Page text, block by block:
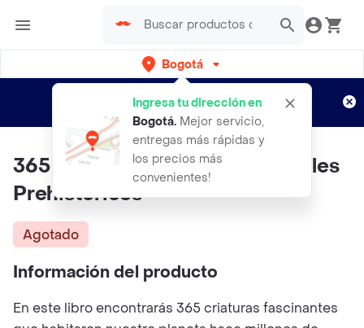
Bogotá
Ingresa tu dirección en
Bogotá. Mejor servicio,
entregas más rápidas y
los precios más
convenientes!
envíos gratis por semanas
Aplican TyC
365 Dinosaurios Y Otros Animales
Prehistóricos
Agotado
Información del producto
En este libro encontrarás 365 criaturas fascinantes